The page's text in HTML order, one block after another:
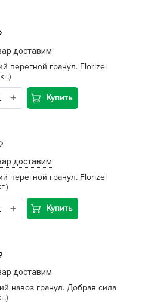
доставим
перегной гранул. Florizel
Купить
доставим
перегной гранул. Florizel
Купить
доставим
навоз гранул. Добрая сила